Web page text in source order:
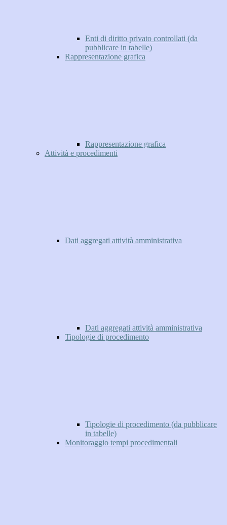
Enti di diritto privato controllati (da
pubblicare in tabelle)
Rappresentazione grafica
Rappresentazione grafica
Attività e procedimenti
Dati aggregati attività amministrativa
Dati aggregati attività amministrativa
Tipologie di procedimento
Tipologie di procedimento (da pubblicare
in tabelle)
Monitoraggio tempi procedimentali